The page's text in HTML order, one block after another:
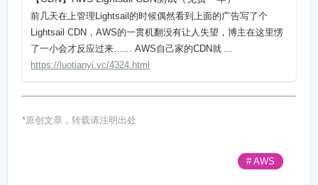
前几天在上管理Lightsail的时候偶然看到上面的广告写了个
Lightsail CDN，AWS的一贯机翻没有让人失望，博主在这里愣
了一小会才反应过来…… AWS自己家的CDN就 ...
https://luotianyi.vc/4324.html
*原创文章，转载请注明出处
# AWS